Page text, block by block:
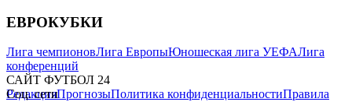
ЕВРОКУБКИ
Лига чемпионовЛига ЕвропыЮношеская лига УЕФАЛига
конференций
САЙТ ФУТБОЛ 24
РедакцияПрогнозыПолитика конфиденциальностиПравила
Соц. сети